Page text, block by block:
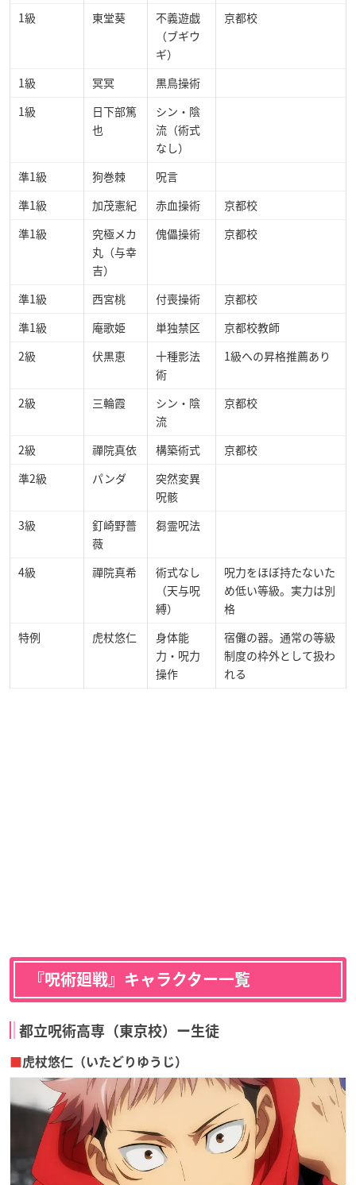
1級 東堂葵
不義遊戯
（ブギウ
ギ）
京都校
1級 冥冥
黒鳥操術
1級
日下部篤
也
シン・陰
流（術式
なし）
準1級
狗巻棘
呪言
準1級
加茂憲紀 赤血操術
京都校
準1級
究極メカ
丸（与幸
吉）
傀儡操術 京都校
準1級 西宮桃 付喪操術
京都校
準1級
庵歌姫 単独禁区
京都校教師
2級
伏黒恵
十種影法
術
1級への昇格推薦あり
2級 三輪霞
シン・陰
流
京都校
2級 禪院真依 構築術式
京都校
準2級
パンダ
突然変異
呪骸
3級
釘崎野薔
薇
芻霊呪法
4級 禪院真希
術式なし
（天与呪
縛）
呪力をほぼ持たないた
め低い等級。実力は別
格
特例
虎杖悠仁
身体能
力・呪力
操作
宿儺の器。通常の等級
制度の枠外として扱わ
れる
『呪術廻戦』キャラクター一覧
都立呪術高専（東京校）ー生徒
■虎杖悠仁（いたどりゆうじ）